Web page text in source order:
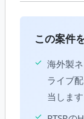
この案件
✓ 海外製
ライブ
当します
✓